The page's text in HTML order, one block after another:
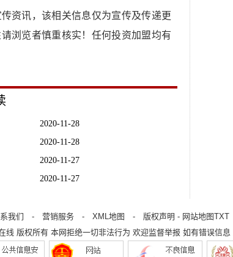
资讯，该相关信息仅为宣传及传递更
浏览者慎重核实！任何投资加盟均有
2020-11-28
2020-11-28
2020-11-27
2020-11-27
2020-11-27
我们 - 营销服务 - XML地图 - 版权声明 - 网站地图TXT
线版权所有 本网拒绝一切非法行为 欢迎监督举报 如有错误信息